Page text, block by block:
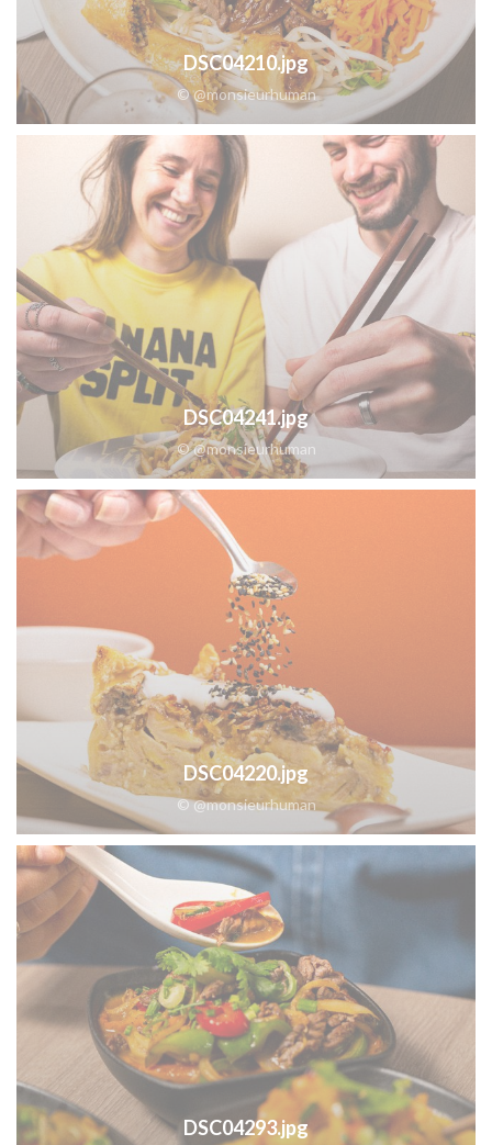
DSC04210.jpg
© @monsieurhuman
DSC04241.jpg
© @monsieurhuman
DSC04220.jpg
© @monsieurhuman
DSC04293.jpg